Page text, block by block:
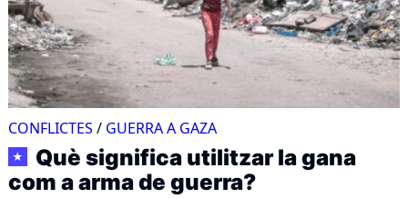
CONFLICTES / GUERRA A GAZA
★
Què significa utilitzar la gana
com a arma de guerra?